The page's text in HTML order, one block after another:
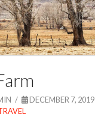
DECEMBER 7, 2019